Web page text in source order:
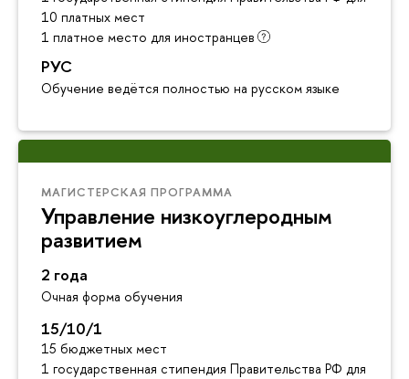
10 платных мест
1 платное место для иностранцев
РУС
Обучение ведётся полностью на русском языке
МАГИСТЕРСКАЯ ПРОГРАММА
Управление низкоуглеродным
развитием
2 года
Очная форма обучения
15/10/1
15 бюджетных мест
1 государственная стипендия Правительства РФ для